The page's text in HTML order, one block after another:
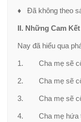
♦ Đã không theo
II. Những Cam
Nay đã hiểu qua
1. Cha mẹ sẽ cố
2. Cha mẹ sẽ cố
3. Cha mẹ sẽ cố
4. Cha mẹ hứa từ